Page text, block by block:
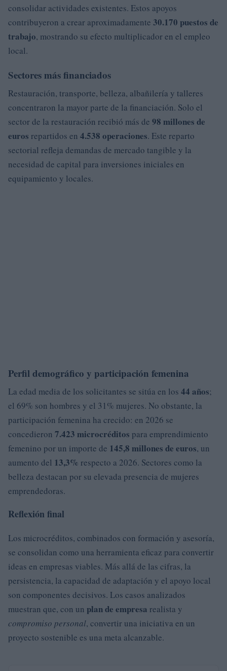
consolidar actividades existentes. Estos apoyos
contribuyeron a crear aproximadamente 30.170 puestos de
trabajo, mostrando su efecto multiplicador en el empleo
local.
Sectores más financiados
Restauración, transporte, belleza, albañilería y talleres
concentraron la mayor parte de la financiación. Solo el
sector de la restauración recibió más de 98 millones de
euros repartidos en 4.538 operaciones. Este reparto
sectorial refleja demandas de mercado tangible y la
necesidad de capital para inversiones iniciales en
equipamiento y locales.
Perfil demográfico y participación femenina
La edad media de los solicitantes se sitúa en los 44 años;
el 69% son hombres y el 31% mujeres. No obstante, la
participación femenina ha crecido: en 2026 se
concedieron 7.423 microcréditos para emprendimiento
femenino por un importe de 145,8 millones de euros, un
aumento del 13,3% respecto a 2026. Sectores como la
belleza destacan por su elevada presencia de mujeres
emprendedoras.
Reflexión final
Los microcréditos, combinados con formación y asesoría,
se consolidan como una herramienta eficaz para convertir
ideas en empresas viables. Más allá de las cifras, la
persistencia, la capacidad de adaptación y el apoyo local
son componentes decisivos. Los casos analizados
muestran que, con un plan de empresa realista y
compromiso personal, convertir una iniciativa en un
proyecto sostenible es una meta alcanzable.